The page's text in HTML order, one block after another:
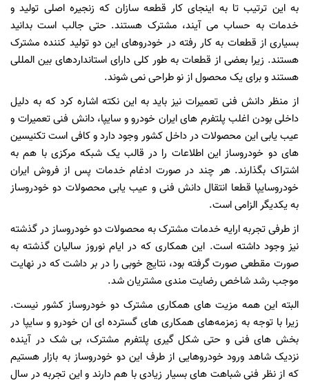
به این ترتیب تا به اینجای کار قطعه سازان که زنجیره اصلی تولید و
خدمات به حساب می آیند، مشترک هستند. حتی جالب است بدانید
بسیاری از قطعات به کار رفته در خودروهای این دو تولید کننده مشترک
هستند. زیرا بعضی از قطعات به طور کلی دارای استانداردهای بین المللی
هستند و برای یک محصول از نو طراحی نمی شوند.
از منظر دانش فنی تعمیرات نیز باید به این نکته اشاره کرد که به دلیل
داخلی بودن اغلب پلتفرم های ایران خودرو و سایپا، دانش فنی تعمیرات و
عیب یابی این محصولات در داخل کشور وجود دارد و کافی است تکنیسین
های دو خودروساز این اطلاعات را در قالب یک شبکه مرکزی با هم به
اشتراک بگذارند. هر چند در صورت ادغام خدمات پس از فروش ایران
خودروسایپا قطعا انتقال دانش فنی و عیب یابی محصولات دو خودروساز
به یکدیگر الزامی است.
از طرفی تجربه ارایه خدمات مشترک به محصولات دو خودروساز در گذشته
نیز وجود داشته است. این همکاری که در ایام نوروز سالیان گذشته به
صورت مقطعی صورت گرفته بود، نتایج خوبی را در بر داشت که در نهایت
موجب رشد شاخص رضایت مندی مشتریان شد.
البته این همه مزیت های همکاری مشترک دو خودروساز کشور نیست.
زیرا با توجه به زمزمه‌های همکاری های گسترده ای ان خودرو و سایپا در
بخش های فنی و حتی شکل گیری پلتفرم مشترک، بی شک در آینده
نزدیک شاهد ورود خودروهایی از طرف این دو خودروساز به بازار هستیم
که از نظر فنی شباهت های بسیار زیادی با هم دارند و این تجربه در سال